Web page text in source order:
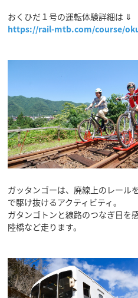
おくひだ１号の運転体験詳細は ⇓
https://rail-mtb.com/course/
ガッタンゴーは、廃線上のレール
で駆け抜けるアクティビティ。
ガタンゴトンと線路のつなぎ目を
陸橋など走ります。